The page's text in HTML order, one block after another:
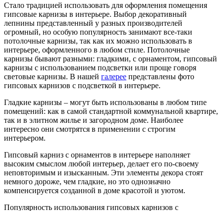
Стало традицией использовать для оформления помещения
гипсовые карнизы в интерьере. Выбор декоративный
лепнины представленный у разных производителей
огромный, но особую популярность занимают все-таки
потолочные карнизы, так как их можно использовать в
интерьере, оформленного в любом стиле. Потолочные
карнизы бывают разными: гладкими, с орнаментом, гипсовый
карнизы с использованием подсветки или проще говоря
световые карнизы. В нашей галерее представлены фото
гипсовых карнизов с подсветкой в интерьере.
Гладкие карнизы – могут быть использованы в любом типе
помещений: как в самой стандартной коммунальной квартире,
так и в элитном жилье и загородном доме. Наиболее
интересно они смотрятся в применении с строгим
интерьером.
Гипсовый карниз с орнаментов в интерьере наполняет
высоким смыслом любой интерьер, делает его по-своему
неповторимым и изысканным. Эти элементы декора стоят
немного дороже, чем гладкие, но это однозначно
компенсируется созданной в доме красотой и уютом.
Популярность использования гипсовых карнизов с